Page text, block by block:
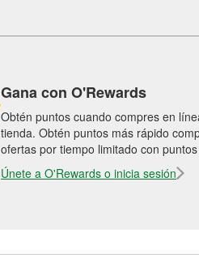
Gana con O'Rewards
Obtén puntos cuando compres en
tienda. Obtén puntos más rápido
ofertas por tiempo limitado con
Únete a O'Rewards o inicia sesión